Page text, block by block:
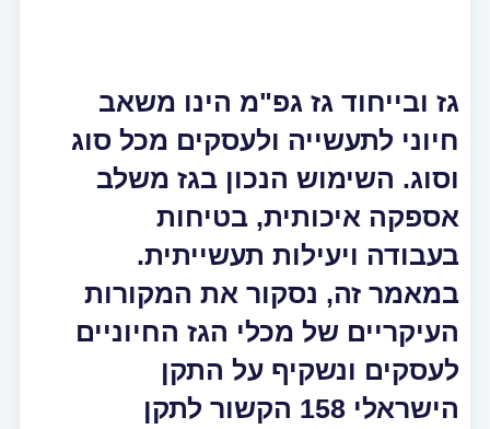
גז ובייחוד גז גפ"מ הינו משאב
חיוני לתעשייה ולעסקים מכל סוג
וסוג. השימוש הנכון בגז משלב
אספקה איכותית, בטיחות
בעבודה ויעילות תעשייתית.
במאמר זה, נסקור את המקורות
העיקריים של מכלי הגז החיוניים
לעסקים ונשקיף על התקן
הישראלי 158 הקשור לתקן